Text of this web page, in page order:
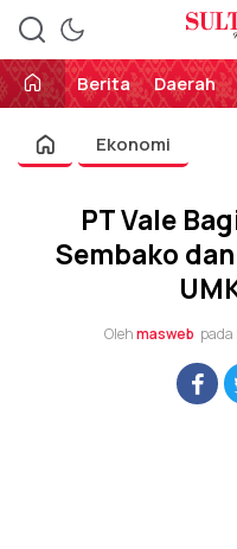
Berita
Daerah
Ekonomi
PT Vale
Sembako
Olehmasweb pada